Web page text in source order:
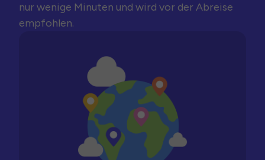
nur wenige Minuten und wird vor der Abreise
empfohlen.